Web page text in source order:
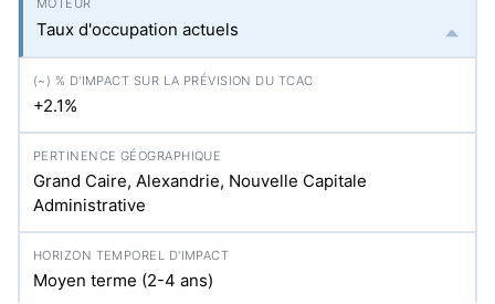
Taux d'occupation actuels
+2.1%
Grand Caire, Alexandrie, Nouvelle Capitale
Administrative
Moyen terme (2-4 ans)